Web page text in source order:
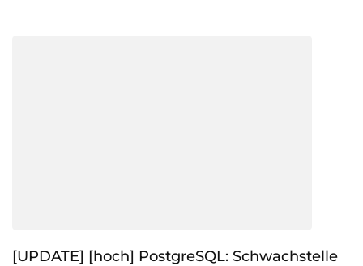
[UPDATE] [hoch] PostgreSQL: Schwachstelle